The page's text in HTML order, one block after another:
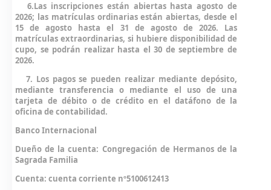
6.Las inscripciones están abiertas hasta agosto de
2026; las matrículas ordinarias están abiertas, desde el
15 de agosto hasta el 31 de agosto de 2026. Las
matrículas extraordinarias, si hubiere disponibilidad de
cupo, se podrán realizar hasta el 30 de septiembre de
2026.
7. Los pagos se pueden realizar mediante depósito,
mediante transferencia o mediante el uso de una
tarjeta de débito o de crédito en el datáfono de la
oficina de contabilidad.
Banco Internacional
Dueño de la cuenta: Congregación de Hermanos de la
Sagrada Familia
Cuenta: cuenta corriente nº5100612413